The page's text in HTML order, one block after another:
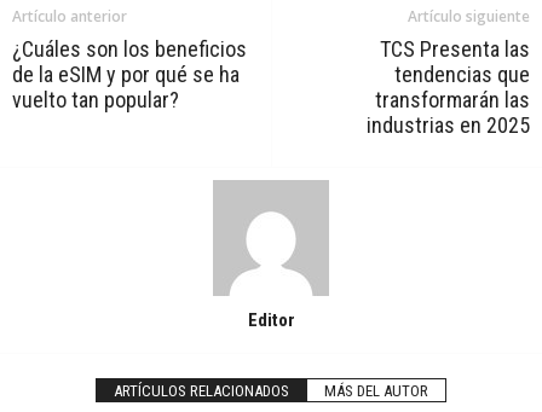
Artículo anterior
¿Cuáles son los beneficios
de la eSIM y por qué se ha
vuelto tan popular?
Artículo siguiente
TCS Presenta las
tendencias que
transformarán las
industrias en 2025
Editor
ARTÍCULOS RELACIONADOS MÁS DEL AUTOR